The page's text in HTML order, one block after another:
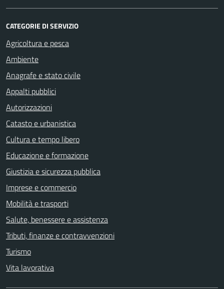
CATEGORIE DI SERVIZIO
Agricoltura e pesca
Ambiente
Anagrafe e stato civile
Appalti pubblici
Autorizzazioni
Catasto e urbanistica
Cultura e tempo libero
Educazione e formazione
Giustizia e sicurezza pubblica
Imprese e commercio
Mobilità e trasporti
Salute, benessere e assistenza
Tributi, finanze e contravvenzioni
Turismo
Vita lavorativa